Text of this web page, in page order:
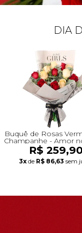
+Presentes
+Presentes
+Presentes
+Presentes
+Tipos de
+Tipos de
+Cidades do
+Cidades do
+Cidades do
DIA
Buquê de Rosas
Champanhe - Amor
R$
3x de R$ 86,63 sem